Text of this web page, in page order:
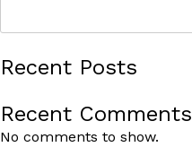
Recent Posts
Recent Comments
No comments to show.